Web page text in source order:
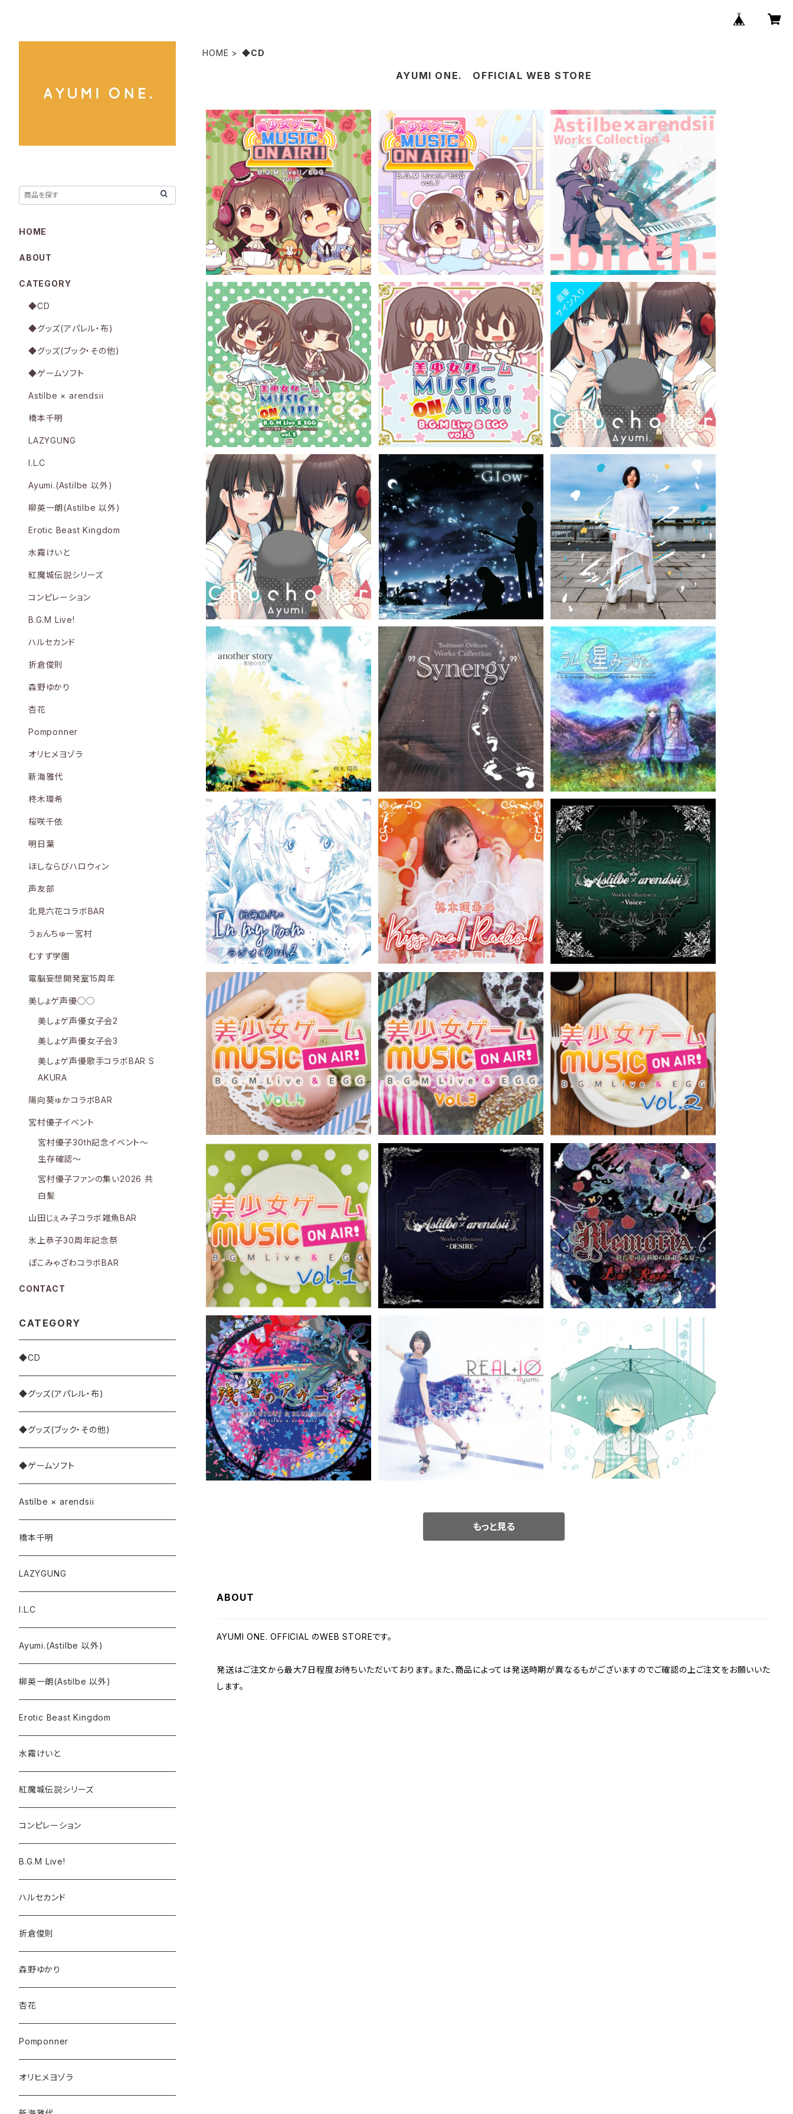
HOME ◆CD
AYUMI ONE. OFFICIAL WEB STORE
美少女ゲームMUSIC ON AIR! ラジ
オCD vol.8 / 美少女ゲームMUSIC O
N AIR!（CD）GRFR-0057,0058
¥3,300
美少女ゲームMUSIC ON AIR! ラジ
オCD vol.7 / 美少女ゲームMUSIC O
N AIR!（CD）GRFR-0055,0056
¥3,300
【直筆サイン入り】Astilbe x arendsi
i Works Collection 4 -birth- / A
stilbe x arendsii（CD）GRFR-007
4
¥3,300
美少女ゲームMUSIC ON AIR! ラジ
オCD vol.5 / 美少女ゲームMUSIC O
N AIR!（CD）GRFR-0043,0044
¥3,300
美少女ゲームMUSIC ON AIR! ラジ
オCD vol.6 / 美少女ゲームMUSIC O
N AIR!（CD）GRFR-0045,0046
¥3,300
【サイン入り】Chuchoter 〜180秒で
君の耳を幸せにできるか〜 / Ayumi.
（CD）GRFR-0078
Chuchoter 〜180秒で君の耳を幸せ
にできるか〜 / Ayumi.（CD）GRFR-
AYUMI ONE. STRIKERS Compila
tions -Glow-／（CD）GRFR-0050
¥2,200
S / 新海雅代（CD）GRFR-0054
¥3,000
Another Story - 希望のうた / 柊木
環希（CD）GRFR-0039
¥1,100
Toshinori Orikura Works Collec
tion "Synergy" / 折倉俊則 from S
TRIKERS（CD）GRFR-0025
¥3,300
ラムネ星、みつけた。/ I.L.C -Image L
eaf Craft- × Naked Note Studio
（CD）
¥1,980
新海雅代のIn my room ラジオCD v
ol.2 / 新海雅代（データCD）GRFR-0
052
¥2,200
柊木環希のKiss me! Radio! ラジオ
CD vol.2 / 柊木環希（データCD-RO
M）GRFR-0053
¥2,200
Astilbe×arendsii Works Collec
tion 3-voice-／Astilbe x arends
ii（CD）GRFR-0035
¥3,300
美少女ゲームMUSIC ON AIR! ラジ
オCD vol.4 / 美少女ゲームMUSIC O
N AIR!（CD）GRFR-0033,0034
¥3,300
美少女ゲームMUSIC ON AIR! ラジ
オCD vol.3 / 美少女ゲームMUSIC O
N AIR!（CD）GRFR-0031,0032
¥3,300
美少女ゲームMUSIC ON AIR! ラジ
オCD vol.2/ 美少女ゲームMUSIC O
N AIR!（CD）GRFR-0022, 0023
¥3,300
美少女ゲームMUSIC ON AIR! ラジ
オCD vol.1/ 美少女ゲームMUSIC O
N AIR!（CD）GRFR-0020 ,0021
¥3,300
Astilbe x arendsii Works Collec
tion 2 -DESIRE- / Astilbe x aren
dsii（CD）GRFR-0017
¥3,300
Memoria～終焉を司る茨姫の静粛な
る宴～ La Rose / 因果の方程式 / As
tilbe x Arendsii（CD）GRFR-001
8
¥1,100
残響のアカーシャ RED STORY & BL
UE REMIX / Astilbe x Arendsii
（CD）GRFR-0011
¥1,100
REAL+10 / Ayumi.（CD）GRFR-00
08
¥2,200
嘘つきサイダー。 / Ayumi. as 妄想ブ
レイカー（CD）GRFR-0013
¥550
もっと見る
ABOUT
AYUMI ONE. OFFICIAL のWEB STOREです。
発送はご注文から最大7日程度お待ちいただいております。また、商品によっては発送時期が異なるもがございますのでご確認の上ご注文をお願いいた
します。
HOME
ABOUT
CATEGORY
◆CD
◆グッズ(アパレル・布)
◆グッズ(ブック・その他)
◆ゲームソフト
Astilbe × arendsii
橋本千明
LAZYGUNG
I.L.C
Ayumi.(Astilbe 以外)
柳英一朗(Astilbe 以外)
Erotic Beast Kingdom
水霧けいと
紅魔城伝説シリーズ
コンピレーション
B.G.M Live!
ハルセカンド
折倉俊則
森野ゆかり
杏花
Pomponner
オリヒメヨゾラ
新海雅代
柊木環希
桜咲千依
明日葉
ほしならびハロウィン
声友部
北見六花コラボBAR
うぉんちゅー宮村
むすず学園
電脳妄想開発室15周年
美しょゲ声優◯◯
美しょゲ声優女子会2
美しょゲ声優女子会3
美しょゲ声優歌手コラボBAR S
AKURA
陽向葵ゅかコラボBAR
宮村優子イベント
宮村優子30th記念イベント～
生存確認～
宮村優子ファンの集い2026 共
白髪
山田じぇみ子コラボ雑魚BAR
氷上恭子30周年記念祭
ぽこみゃざわコラボBAR
CONTACT
CATEGORY
◆CD
◆グッズ(アパレル・布)
◆グッズ(ブック・その他)
◆ゲームソフト
Astilbe × arendsii
橋本千明
LAZYGUNG
I.L.C
Ayumi.(Astilbe 以外)
柳英一朗(Astilbe 以外)
Erotic Beast Kingdom
水霧けいと
紅魔城伝説シリーズ
コンピレーション
B.G.M Live!
ハルセカンド
折倉俊則
森野ゆかり
杏花
Pomponner
オリヒメヨゾラ